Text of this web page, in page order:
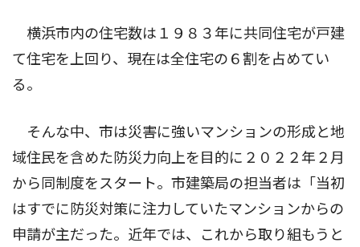
横浜市内の住宅数は１９８３年に共同住宅が戸建
て住宅を上回り、現在は全住宅の６割を占めてい
る。
そんな中、市は災害に強いマンションの形成と地
域住民を含めた防災力向上を目的に２０２２年２月
から同制度をスタート。市建築局の担当者は「当初
はすでに防災対策に注力していたマンションからの
申請が主だった。近年では、これから取り組もうと